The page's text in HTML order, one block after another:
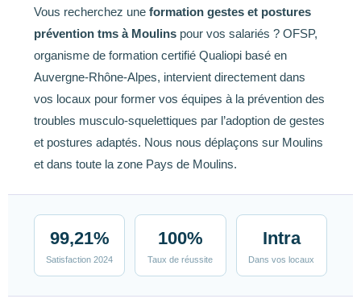
Vous recherchez une formation gestes et postures
prévention tms à Moulins pour vos salariés ? OFSP,
organisme de formation certifié Qualiopi basé en
Auvergne-Rhône-Alpes, intervient directement dans
vos locaux pour former vos équipes à la prévention des
troubles musculo-squelettiques par l’adoption de gestes
et postures adaptés. Nous nous déplaçons sur Moulins
et dans toute la zone Pays de Moulins.
99,21%
Satisfaction 2024
100%
Taux de réussite
Intra
Dans vos locaux